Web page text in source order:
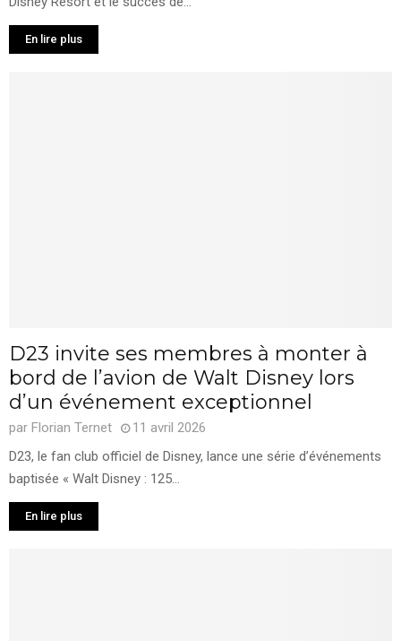
En lire plus
D23 invite ses membres à monter à
bord de l’avion de Walt Disney lors
d’un événement exceptionnel
par Florian Ternet
11 avril 2026
D23, le fan club officiel de Disney, lance une série d’événements
baptisée « Walt Disney : 125...
En lire plus